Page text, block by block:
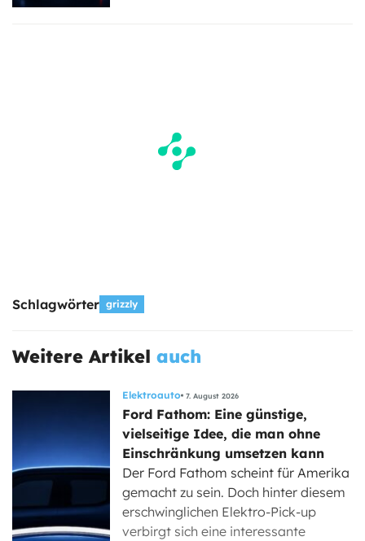
Schlagwörter grizzly
Weitere Artikel auch
Elektroauto 7. August 2026
Ford Fathom: Eine günstige,
vielseitige Idee, die man ohne
Einschränkung umsetzen kann
Der Ford Fathom scheint für Amerika
gemacht zu sein. Doch hinter diesem
erschwinglichen Elektro-Pick-up
verbirgt sich eine interessante